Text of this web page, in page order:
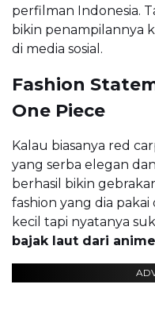
perfilman Indonesia.
bikin penampilannya
di media sosial.
Fashion
One Piece
Kalau biasanya red
yang serba elegan
berhasil bikin
fashion yang dia pakai
kecil tapi nyatanya
bajak laut dari